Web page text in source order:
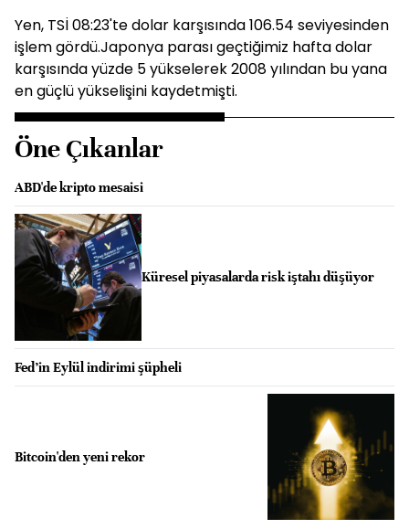
Yen, TSİ 08:23'te dolar karşısında 106.54 seviyesinden
işlem gördü.Japonya parası geçtiğimiz hafta dolar
karşısında yüzde 5 yükselerek 2008 yılından bu yana
en güçlü yükselişini kaydetmişti.
Öne Çıkanlar
ABD'de kripto mesaisi
Küresel piyasalarda risk iştahı düşüyor
Fed’in Eylül indirimi şüpheli
Bitcoin'den yeni rekor